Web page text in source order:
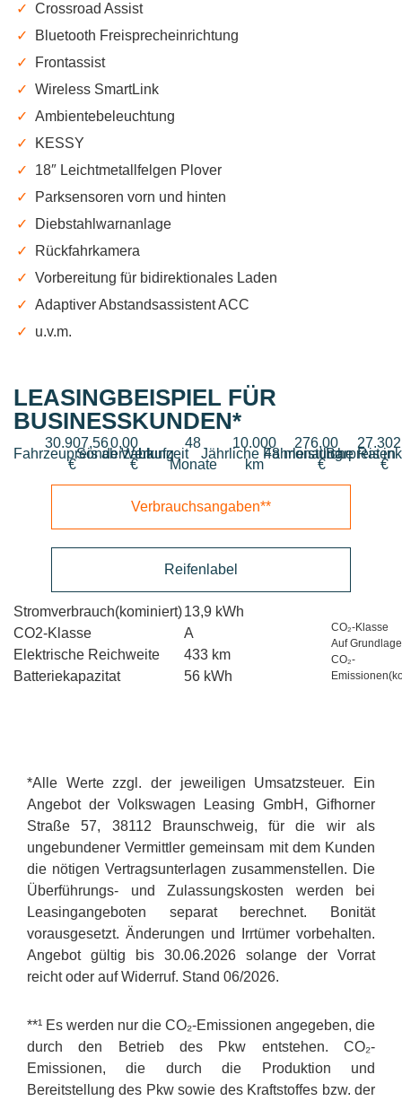
✓ Crossroad Assist
✓
Bluetooth Freisprecheinrichtung
✓
Frontassist
✓ Wireless SmartLink
✓ Ambientebeleuchtung
✓
KESSY
✓
18″ Leichtmetallfelgen Plover
✓
Parksensoren vorn und hinten
✓
Diebstahlwarnanlage
✓
Rückfahrkamera
✓ Vorbereitung für bidirektionales Laden
✓ Adaptiver Abstandsassistent ACC
✓
u.v.m.
LEASINGBEISPIEL FÜR
BUSINESSKUNDEN*
Fahrzeupreis ab Werk
30.907,56
€
Sonderzahlung
0,00
€
Laufzeit
48
Monate
Jährliche Fahrleistung
10.000
km
48 monatliche Raten
276,00
€
Barpreis
€
Verbrauchsangaben**
Reifenlabel
13,9 kWh
A
433 km
56 kWh
CO₂-Klasse
Auf
CO₂-
*Alle Werte zzgl. der jeweiligen Umsatzsteuer. Ein
Angebot der Volkswagen Leasing GmbH, Gifhorner
Straße 57, 38112 Braunschweig, für die wir als
ungebundener Vermittler gemeinsam mit dem Kunden
die nötigen Vertragsunterlagen zusammenstellen. Die
Überführungs- und Zulassungskosten werden bei
Leasingangeboten separat berechnet. Bonität
vorausgesetzt. Änderungen und Irrtümer vorbehalten.
Angebot gültig bis 30.06.2026 solange der Vorrat
reicht oder auf Widerruf. Stand 06/2026.
**¹ Es werden nur die CO₂-Emissionen angegeben, die
durch den Betrieb des Pkw entstehen. CO₂-
Emissionen, die durch die Produktion und
Bereitstellung des Pkw sowie des Kraftstoffes bzw. der